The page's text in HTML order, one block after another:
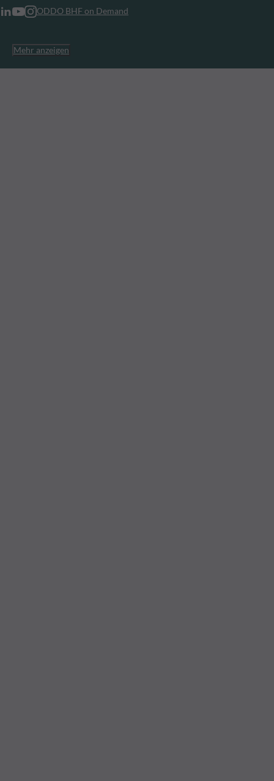
ODDO BHF on Demand
Mehr anzeigen